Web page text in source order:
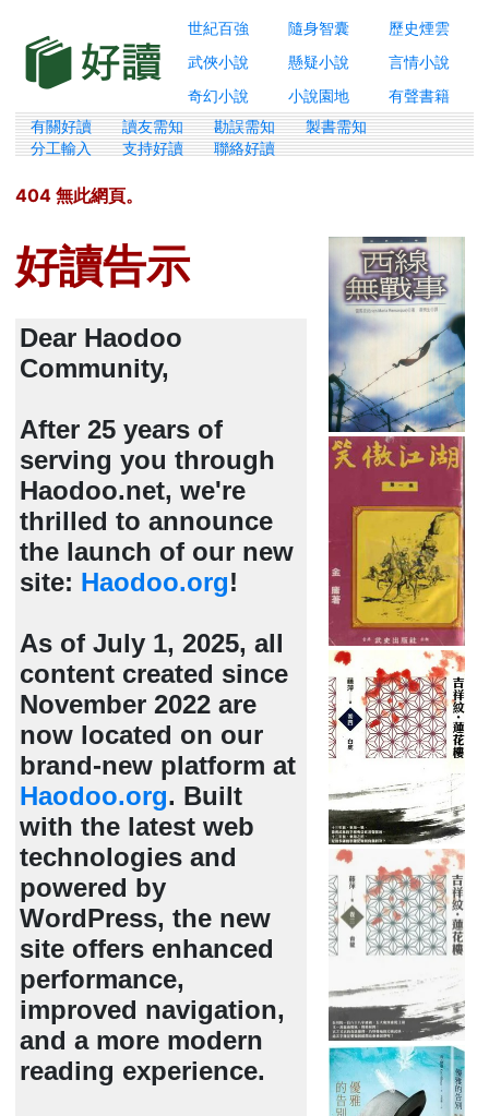
世紀百強 隨身智囊
歷史煙雲
武俠小說
懸疑小說
言情小說
奇幻小說
小說園地 有聲書籍
有關好讀 讀友需知 勘誤需知
製書需知
分工輸入
支持好讀 聯絡好讀
404 無此網頁。
好讀告示
Dear Haodoo
Community,
After 25 years of
serving you through
Haodoo.net, we're
thrilled to announce
the launch of our new
site: Haodoo.org!
As of July 1, 2025, all
content created since
November 2022 are
now located on our
brand-new platform at
Haodoo.org. Built
with the latest web
technologies and
powered by
WordPress, the new
site offers enhanced
performance,
improved navigation,
and a more modern
reading experience.